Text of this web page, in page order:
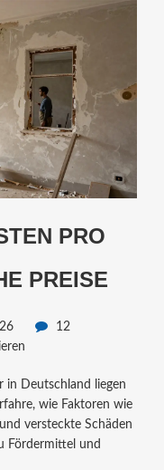
PRO
PREISE
12
in Deutschland liegen
wie Faktoren wie
versteckte Schäden
Fördermittel und